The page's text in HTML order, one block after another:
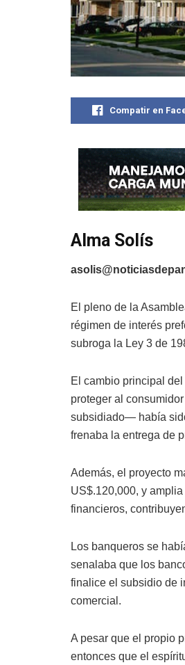
Compatir en
Alma Solís
El pleno de la
régimen de interés
subroga la Ley 3 de
El cambio principal
proteger al
subsidiado— había
frenaba la entrega de
Además, el proyecto
US$.120,000, y
financieros,
Los banqueros se
senalaba que los
finalice el subsidio de
comercial.
A pesar que el propio
entonces que el